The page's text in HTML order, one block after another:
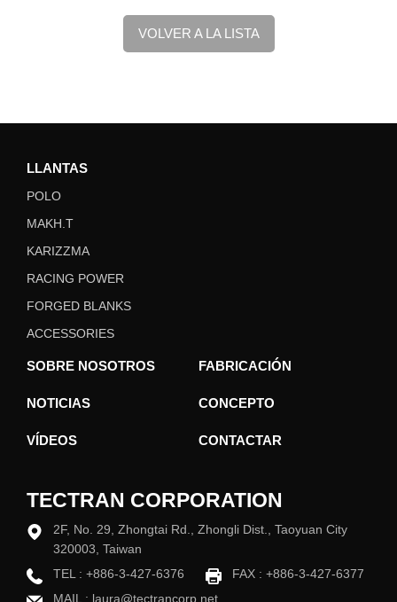
VOLVER A LA LISTA
LLANTAS
POLO
MAKH.T
KARIZZMA
RACING POWER
FORGED BLANKS
ACCESSORIES
SOBRE NOSOTROS FABRICACIÓN
NOTICIAS CONCEPTO
VÍDEOS CONTACTAR
TECTRAN CORPORATION
2F, No. 29, Zhongtai Rd., Zhongli Dist., Taoyuan City
320003, Taiwan
TEL : +886-3-427-6376
FAX : +886-3-427-6377
MAIL : laura@tectrancorp.net